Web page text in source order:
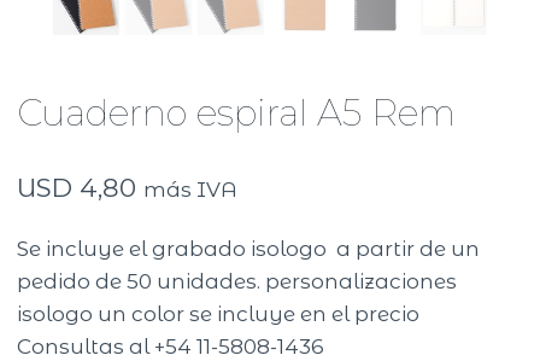
Cuaderno espiral A5 Rem
USD 4,80 más IVA
Se incluye el grabado isologo a partir de un
pedido de 50 unidades. personalizaciones
isologo un color se incluye en el precio
Consultas al +54 11-5808-1436